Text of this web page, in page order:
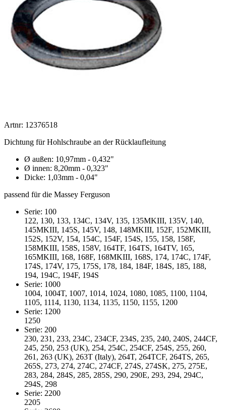
Artnr: 12376518
Dichtung für Hohlschraube an der Rücklaufleitung
Ø außen: 10,97mm - 0,432"
Ø innen: 8,20mm - 0,323"
Dicke: 1,03mm - 0,04"
passend für die Massey Ferguson
Serie: 100
122, 130, 133, 134C, 134V, 135, 135MKIII, 135V, 140,
145MKIII, 145S, 145V, 148, 148MKIII, 152F, 152MKIII,
152S, 152V, 154, 154C, 154F, 154S, 155, 158, 158F,
158MKIII, 158S, 158V, 164TF, 164TS, 164TV, 165,
165MKIII, 168, 168F, 168MKIII, 168S, 174, 174C, 174F,
174S, 174V, 175, 175S, 178, 184, 184F, 184S, 185, 188,
194, 194C, 194F, 194S
Serie: 1000
1004, 1004T, 1007, 1014, 1024, 1080, 1085, 1100, 1104,
1105, 1114, 1130, 1134, 1135, 1150, 1155, 1200
Serie: 1200
1250
Serie: 200
230, 231, 233, 234C, 234CF, 234S, 235, 240, 240S, 244CF,
245, 250, 253 (UK), 254, 254C, 254CF, 254S, 255, 260,
261, 263 (UK), 263T (Italy), 264T, 264TCF, 264TS, 265,
265S, 273, 274, 274C, 274CF, 274S, 274SK, 275, 275E,
283, 284, 284S, 285, 285S, 290, 290E, 293, 294, 294C,
294S, 298
Serie: 2200
2205